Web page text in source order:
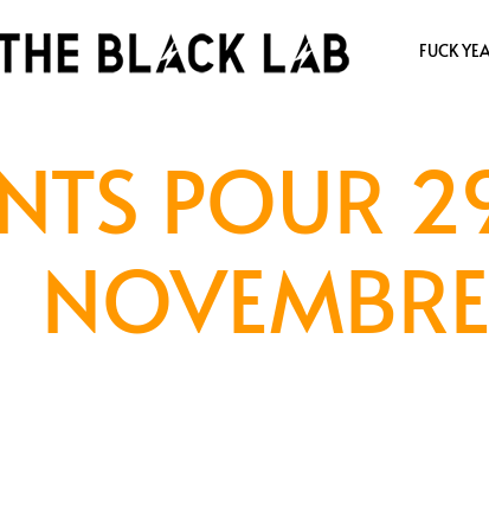
FUCK
POUR
NOVEMBRE